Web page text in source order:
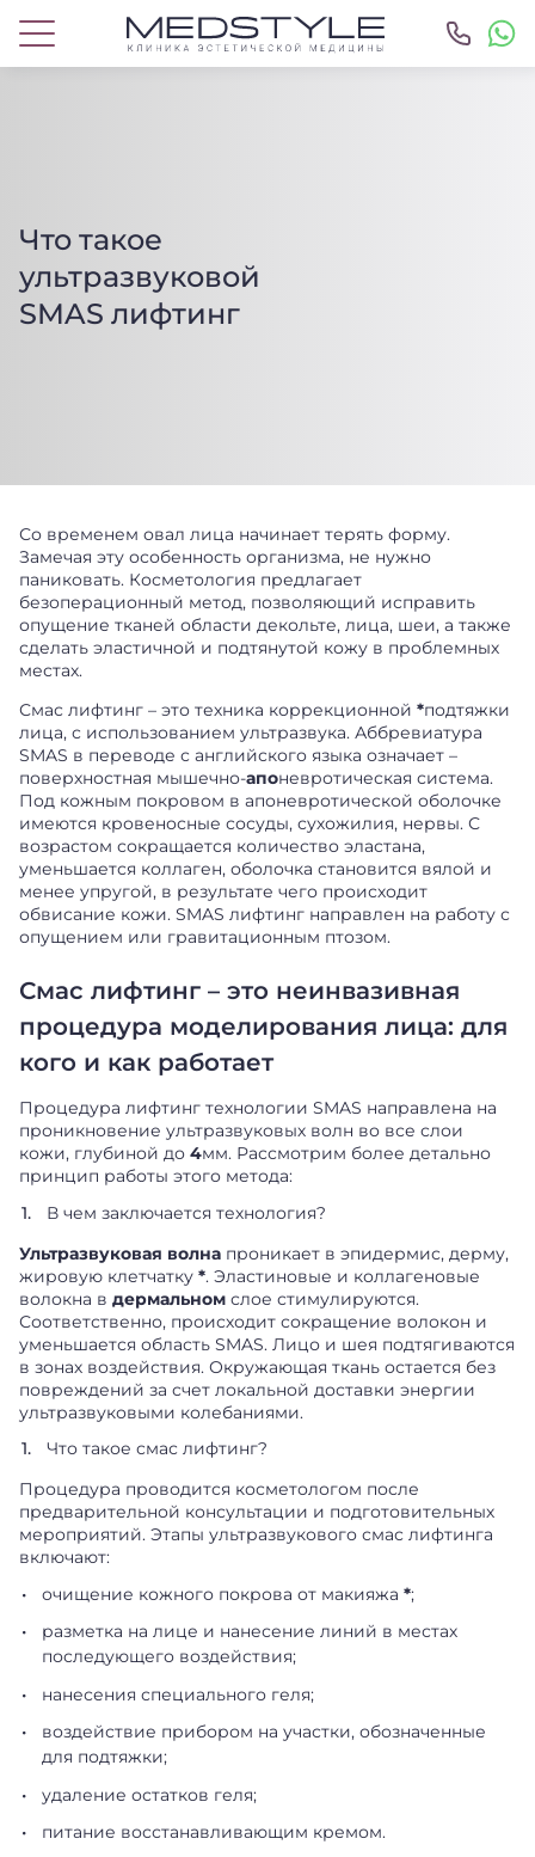
Что такое
ультразвуковой
SMAS лифтинг
Со временем овал лица начинает терять форму.
Замечая эту особенность организма, не нужно
паниковать. Косметология предлагает
безоперационный метод, позволяющий исправить
опущение тканей области декольте, лица, шеи, а также
сделать эластичной и подтянутой кожу в проблемных
местах.
Смас лифтинг – это техника коррекционной *подтяжки
лица, с использованием ультразвука. Аббревиатура
SMAS в переводе с английского языка означает –
поверхностная мышечно-апоневротическая система.
Под кожным покровом в апоневротической оболочке
имеются кровеносные сосуды, сухожилия, нервы. С
возрастом сокращается количество эластана,
уменьшается коллаген, оболочка становится вялой и
менее упругой, в результате чего происходит
обвисание кожи. SMAS лифтинг направлен на работу с
опущением или гравитационным птозом.
Смас лифтинг – это неинвазивная
процедура моделирования лица: для
кого и как работает
Процедура лифтинг технологии SMAS направлена на
проникновение ультразвуковых волн во все слои
кожи, глубиной до 4мм. Рассмотрим более детально
принцип работы этого метода:
В чем заключается технология?
Ультразвуковая волна проникает в эпидермис, дерму,
жировую клетчатку *. Эластиновые и коллагеновые
волокна в дермальном слое стимулируются.
Соответственно, происходит сокращение волокон и
уменьшается область SMAS. Лицо и шея подтягиваются
в зонах воздействия. Окружающая ткань остается без
повреждений за счет локальной доставки энергии
ультразвуковыми колебаниями.
Что такое смас лифтинг?
Процедура проводится косметологом после
предварительной консультации и подготовительных
мероприятий. Этапы ультразвукового смас лифтинга
включают:
очищение кожного покрова от макияжа*;
разметка на лице и нанесение линий в местах
последующего воздействия;
нанесения специального геля;
воздействие прибором на участки, обозначенные
для подтяжки;
удаление остатков геля;
питание восстанавливающим кремом.